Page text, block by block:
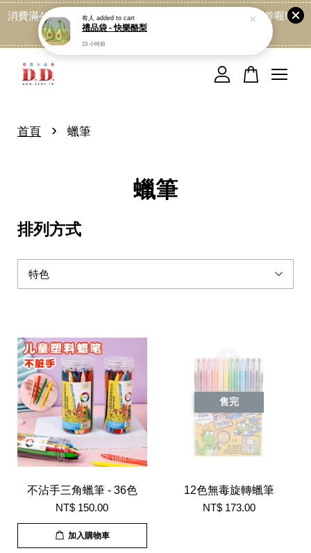
消費滿499免運喔, 記得加LINE:@dede168 領取專屬折扣券喔!
點我
首頁 › 蠟筆
蠟筆
排列方式
不沾手三角蠟筆 - 36色
NT$ 150.00
加入購物車
售完
12色無毒旋轉蠟筆
NT$ 173.00
您的購物車目前還是空的。
有人 added to cart
禮品袋 - 快樂酪梨
23 小時前